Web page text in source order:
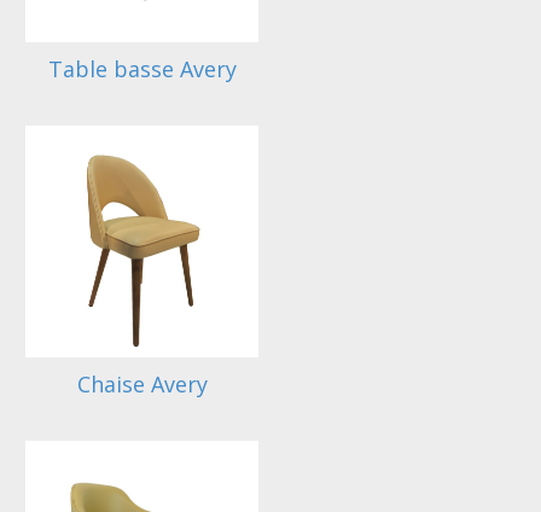
Table basse Avery
Chaise Avery